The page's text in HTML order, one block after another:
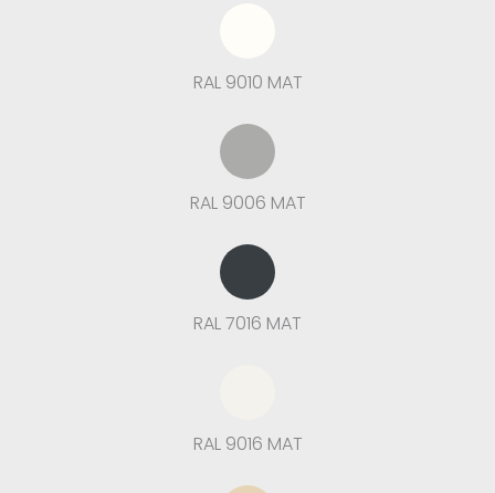
RAL 9010 MAT
RAL 9006 MAT
RAL 7016 MAT
RAL 9016 MAT